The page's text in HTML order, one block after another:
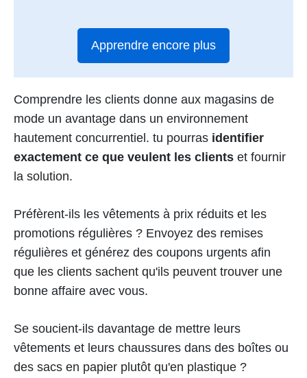
Apprendre encore plus
Comprendre les clients donne aux magasins de
mode un avantage dans un environnement
hautement concurrentiel. tu pourras identifier
exactement ce que veulent les clients et fournir
la solution.
Préfèrent-ils les vêtements à prix réduits et les
promotions régulières ? Envoyez des remises
régulières et générez des coupons urgents afin
que les clients sachent qu'ils peuvent trouver une
bonne affaire avec vous.
Se soucient-ils davantage de mettre leurs
vêtements et leurs chaussures dans des boîtes ou
des sacs en papier plutôt qu'en plastique ?